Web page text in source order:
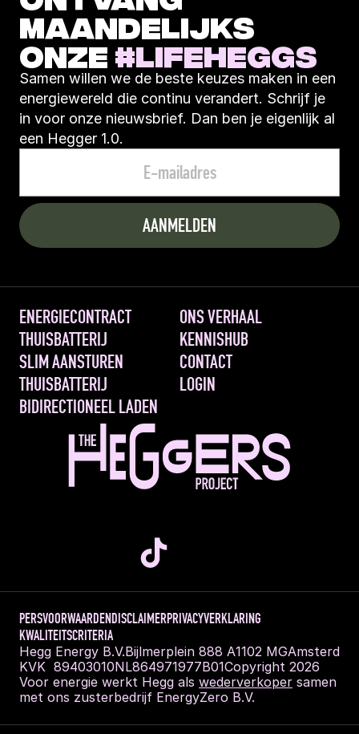
MAANDELIJKS
ONZE #LIFEHEGGS
Samen willen we de beste keuzes maken in een
energiewereld die continu verandert. Schrijf je
in voor onze nieuwsbrief. Dan ben je eigenlijk al
een Hegger 1.0.
ENERGIECONTRACT
THUISBATTERIJ
SLIM AANSTUREN
THUISBATTERIJ
BIDIRECTIONEEL LADEN
ONS VERHAAL
KENNISHUB
CONTACT
LOGIN
PERSVOORWAARDENDISCLAIMERPRIVACYVERKLARING
KWALITEITSCRITERIA
Hegg Energy B.V.Bijlmerplein 888 A1102 MGAmsterdam
KVK  89403010NL864971977B01Copyright 2026
Voor energie werkt Hegg als wederverkoper samen
met ons zusterbedrijf EnergyZero B.V.